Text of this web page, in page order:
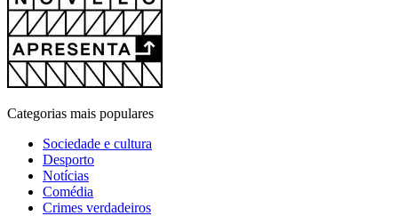
Categorias mais populares
Sociedade e cultura
Desporto
Notícias
Comédia
Crimes verdadeiros